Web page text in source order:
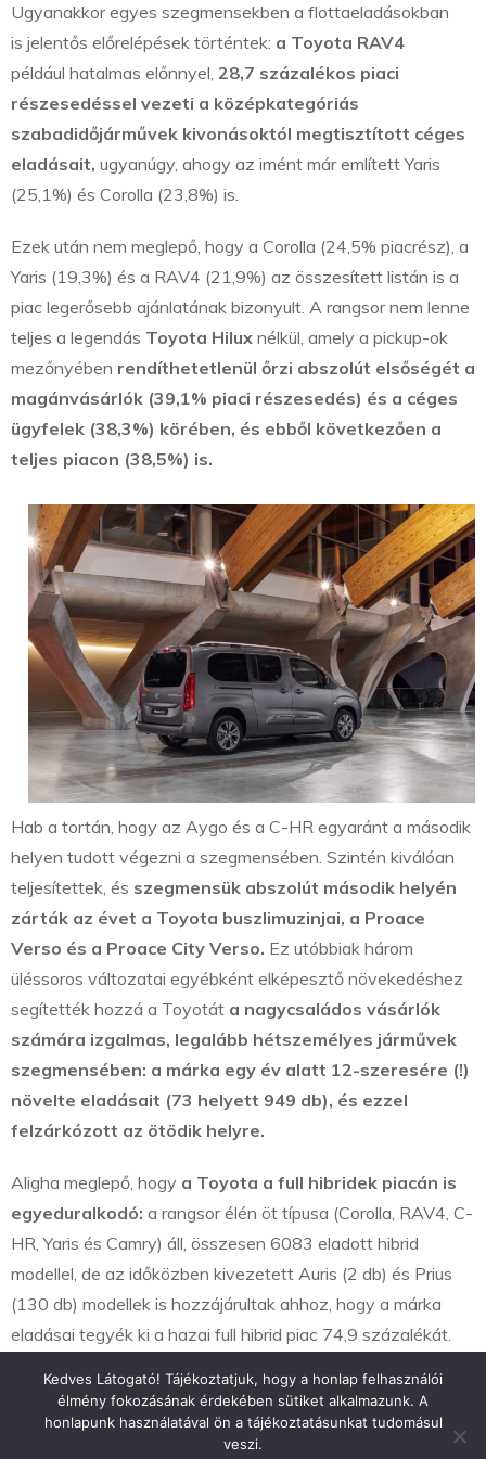
Ugyanakkor egyes szegmensekben a flottaeladásokban
is jelentős előrelépések történtek: a Toyota RAV4
például hatalmas előnnyel, 28,7 százalékos piaci
részesedéssel vezeti a középkategóriás
szabadidőjárművek kivonásoktól megtisztított céges
eladásait, ugyanúgy, ahogy az imént már említett Yaris
(25,1%) és Corolla (23,8%) is.
Ezek után nem meglepő, hogy a Corolla (24,5% piacrész), a
Yaris (19,3%) és a RAV4 (21,9%) az összesített listán is a
piac legerősebb ajánlatának bizonyult. A rangsor nem lenne
teljes a legendás Toyota Hilux nélkül, amely a pickup-ok
mezőnyében rendíthetetlenül őrzi abszolút elsőségét a
magánvásárlók (39,1% piaci részesedés) és a céges
ügyfelek (38,3%) körében, és ebből következően a
teljes piacon (38,5%) is.
Hab a tortán, hogy az Aygo és a C-HR egyaránt a második
helyen tudott végezni a szegmensében. Szintén kiválóan
teljesítettek, és szegmensük abszolút második helyén
zárták az évet a Toyota buszlimuzinjai, a Proace
Verso és a Proace City Verso. Ez utóbbiak három
üléssoros változatai egyébként elképesztő növekedéshez
segítették hozzá a Toyotát a nagycsaládos vásárlók
számára izgalmas, legalább hétszemélyes járművek
szegmensében: a márka egy év alatt 12-szeresére (!)
növelte eladásait (73 helyett 949 db), és ezzel
felzárkózott az ötödik helyre.
Aligha meglepő, hogy a Toyota a full hibridek piacán is
egyeduralkodó: a rangsor élén öt típusa (Corolla, RAV4, C-
HR, Yaris és Camry) áll, összesen 6083 eladott hibrid
modellel, de az időközben kivezetett Auris (2 db) és Prius
(130 db) modellek is hozzájárultak ahhoz, hogy a márka
eladásai tegyék ki a hazai full hibrid piac 74,9 százalékát.
Kedves Látogató! Tájékoztatjuk, hogy a honlap felhasználói
élmény fokozásának érdekében sütiket alkalmazunk. A
honlapunk használatával ön a tájékoztatásunkat tudomásul
veszi.